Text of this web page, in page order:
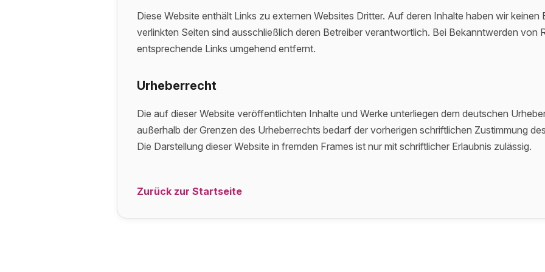
Diese Website enthält Links zu externen Websites Dritter. Auf deren Inhalte haben wir keinen
verlinkten Seiten sind ausschließlich deren Betreiber verantwortlich. Bei Bekanntwerden von
entsprechende Links umgehend entfernt.
Urheberrecht
Die auf dieser Website veröffentlichten Inhalte und Werke unterliegen dem deutschen
außerhalb der Grenzen des Urheberrechts bedarf der vorherigen schriftlichen Zustimmung
Die Darstellung dieser Website in fremden Frames ist nur mit schriftlicher Erlaubnis zulässig.
Zurück zur Startseite